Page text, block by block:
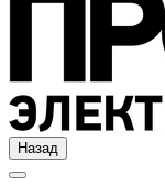
Назад